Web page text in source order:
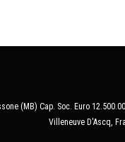
(MB) Cap. Soc. Euro
Villeneuve D'Ascq,